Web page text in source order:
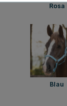
Rosa
Blau